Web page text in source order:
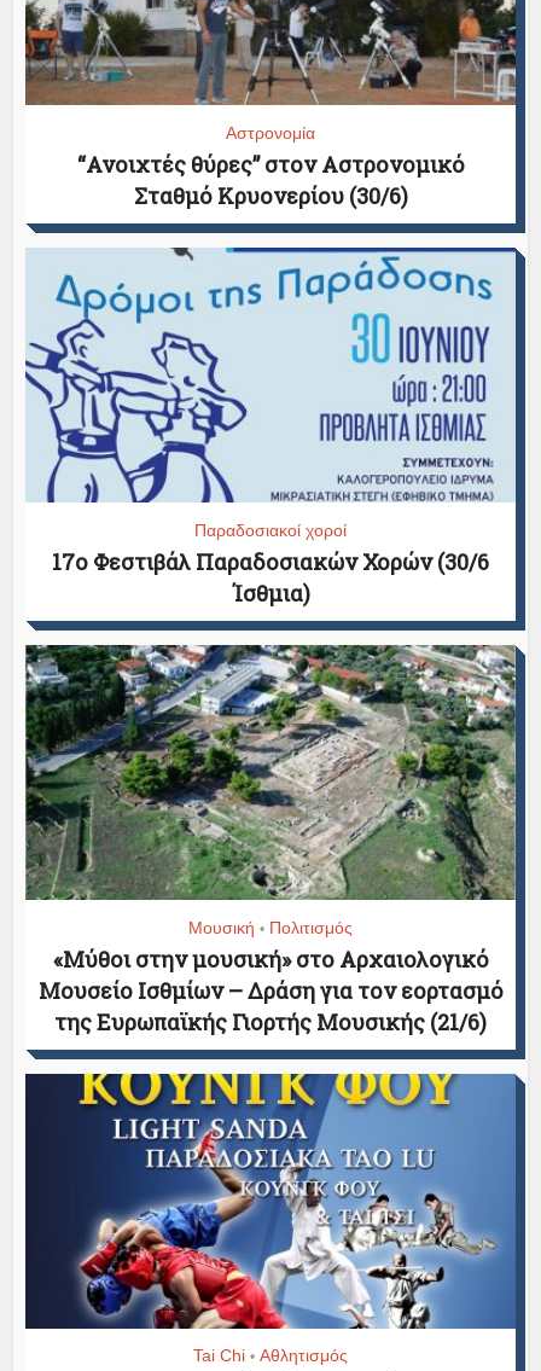
Αστρονομία
“Ανοιχτές θύρες” στον Αστρονομικό
Σταθμό Κρυονερίου (30/6)
Παραδοσιακοί χοροί
17ο Φεστιβάλ Παραδοσιακών Χορών (30/6
Ίσθμια)
Μουσική • Πολιτισμός
«Μύθοι στην μουσική» στο Αρχαιολογικό
Μουσείο Ισθμίων – Δράση για τον εορτασμό
της Ευρωπαϊκής Γιορτής Μουσικής (21/6)
Tai Chi • Αθλητισμός